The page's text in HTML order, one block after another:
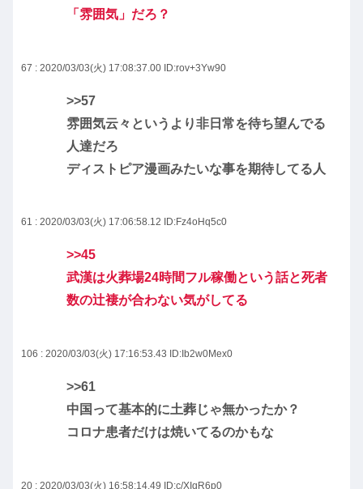
「雰囲気」だろ？
67 : 2020/03/03(火) 17:08:37.00 ID:rov+3Yw90
>>57
雰囲気云々というより非日常を待ち望んでる
人達だろ
ディストピア漫画みたいな事を期待してる人
61 : 2020/03/03(火) 17:06:58.12 ID:Fz4oHq5c0
>>45
武漢は火葬場24時間フル稼働という話と死者
数の辻褄が合わない気がしてる
106 : 2020/03/03(火) 17:16:53.43 ID:Ib2w0Mex0
>>61
中国って基本的に土葬じゃ無かったか？
コロナ患者だけは焼いてるのかもな
20 : 2020/03/03(火) 16:58:14.49 ID:c/XIqR6p0